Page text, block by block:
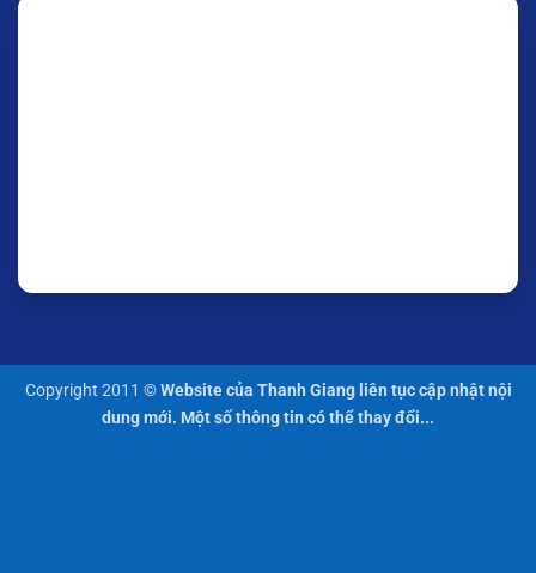
Copyright 2011 ©Website của Thanh Giang liên tục cập nhật nội
dung mới. Một số thông tin có thể thay đổi...